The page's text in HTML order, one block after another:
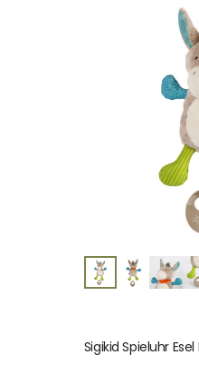
Sigikid Spieluhr